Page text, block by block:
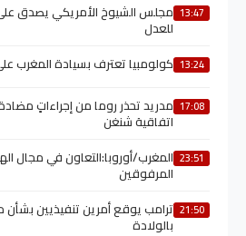
13:47 مجلس الشيوخ الأمريكي يصدق على
للعدل
13:24 كولومبيا تعترف بسيادة المغرب
17:08 مدريد تحذر روما من إجراءاتٍ
اتفاقية شنغن
23:51 المغرب/أوروبا:التعاون في مجال
المرفوقين
21:50 ترامب يوقع أمرين تنفيذيين بشأن
بالولادة